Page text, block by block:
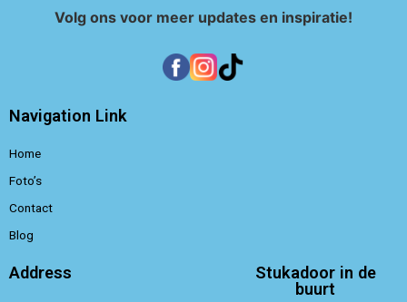
Volg ons voor meer updates en inspiratie!
Navigation Link
Home
Foto’s
Contact
Blog
Address
Stukadoor in de
buurt